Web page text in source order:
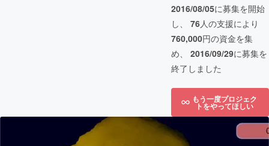
2016/08/05に募集を開始
し、 76人の支援により
760,000円の資金を集
め、 2016/09/29に募集を
終了しました
もう一度プロジェク
トをやってほしい